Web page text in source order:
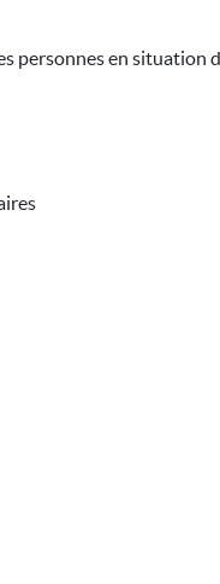
personnes en situation